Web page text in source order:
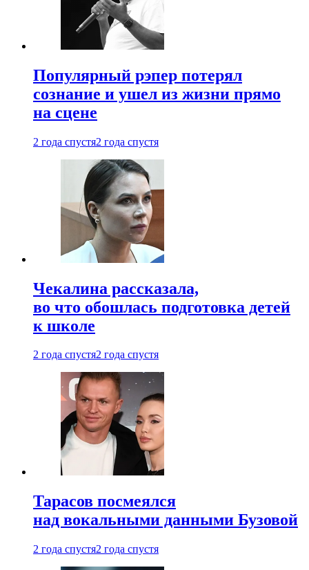
Популярный рэпер потерял
сознание и ушел из жизни прямо
на сцене
2 года спустя2 года спустя
Чекалина рассказала,
во что обошлась подготовка детей
к школе
2 года спустя2 года спустя
Тарасов посмеялся
над вокальными данными Бузовой
2 года спустя2 года спустя